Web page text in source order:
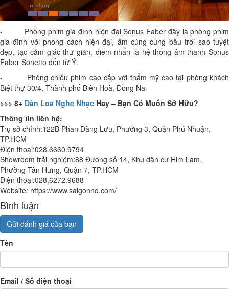
- Phòng phim gia đình hiện đại Sonus Faber đây là phòng phim
gia đình với phong cách hiện đại, ấm cúng cùng bầu trời sao tuyệt
đẹp, tạo cảm giác thư giãn, điểm nhấn là hệ thống âm thanh Sonus
Faber Sonetto đến từ Ý.
- Phòng chiếu phim cao cấp với thẩm mỹ cao tại phòng khách
Biệt thự 30/4, Thành phố Biên Hoà, Đồng Nai
>>> 8+ Dàn Loa Nghe Nhạc Hay – Bạn Có Muốn Sở Hữu?
Thông tin liên hệ:
Trụ sở chính:122B Phan Đăng Lưu, Phường 3, Quận Phú Nhuận,
TP.HCM
Điện thoại:028.6660.9794
Showroom trải nghiệm:88 Đường số 14, Khu dân cư Him Lam,
Phường Tân Hưng, Quận 7, TP.HCM
Điện thoại:028.6272.9688
Website: https://www.saigonhd.com/
Bình luận
Gửi đánh giá của bạn
Tên
Email / Số điện thoại